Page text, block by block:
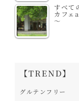
すべて
カフェ
～
【TREND】
グルテンフリー